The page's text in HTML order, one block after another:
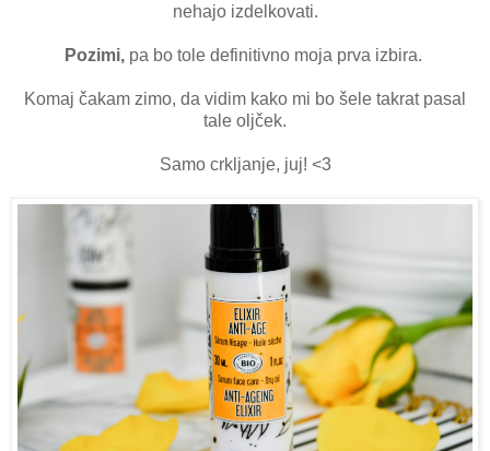
nehajo izdelkovati.
Pozimi, pa bo tole definitivno moja prva izbira.
Komaj čakam zimo, da vidim kako mi bo šele takrat pasal
tale oljček.
Samo crkljanje, juj! <3